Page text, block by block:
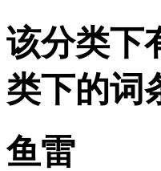
该分类下
类下的词
鱼雷